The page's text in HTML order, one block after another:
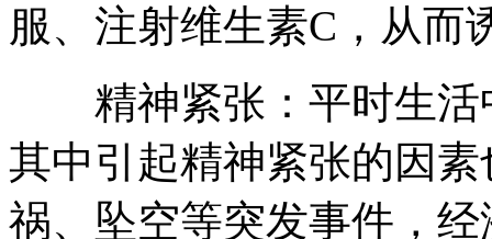
服、注射维生素C，从而
精神紧张：平时生活
其中引起精神紧张的因
祸、坠空等突发事件，